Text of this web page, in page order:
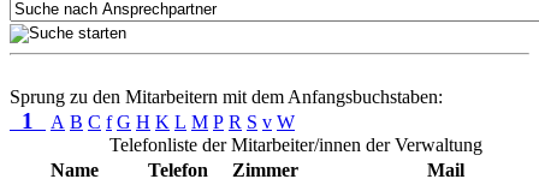
Sprung zu den Mitarbeitern mit dem Anfangsbuchstaben:
1 A B C f G H K L M P R S v W
Telefonliste der Mitarbeiter/innen der Verwaltung
Name
Telefon Zimmer Mail